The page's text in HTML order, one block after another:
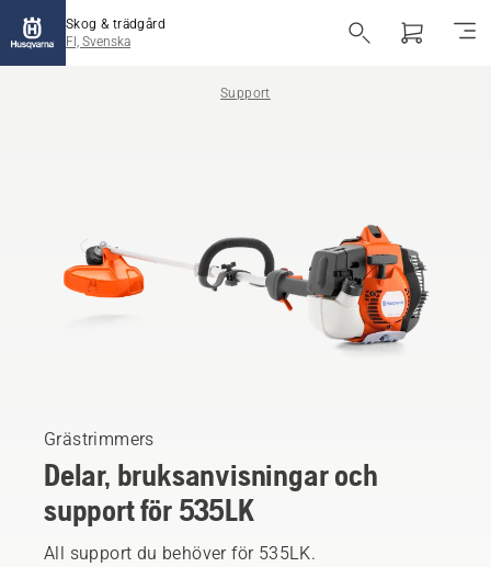
Skog & trädgård
FI, Svenska
Support
Grästrimmers
Delar, bruksanvisningar och
support för 535LK
All support du behöver för 535LK.